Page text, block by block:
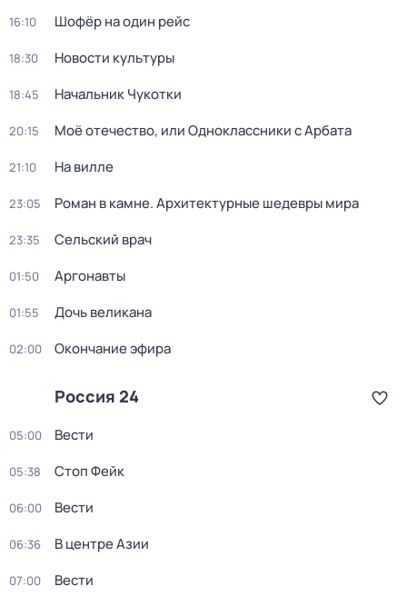
16:10 Шофёр на один рейс
18:30 Новости культуры
18:45 Начальник Чукотки
20:15 Моё отечество, или Одноклассники с Арбата
21:10 На вилле
23:05 Роман в камне. Архитектурные шедевры мира
23:35 Сельский врач
01:50 Аргонавты
01:55 Дочь великана
02:00 Окончание эфира
Россия 24
05:00 Вести
05:38 Стоп Фейк
06:00 Вести
06:36 В центре Азии
07:00 Вести